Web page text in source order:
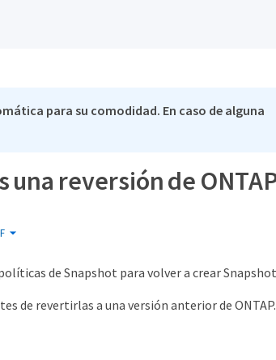
para su comodidad. En caso de alguna
reversión de
de Snapshot para volver a crear
de revertirlas a una versión anterior de ONTAP.